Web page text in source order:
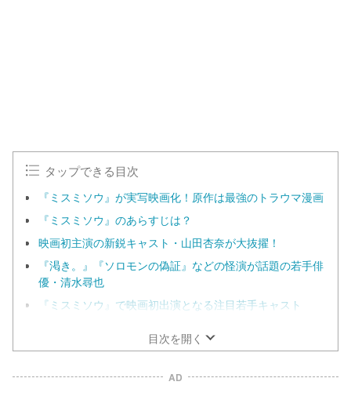
タップできる目次
『ミスミソウ』が実写映画化！原作は最強のトラウマ漫画
『ミスミソウ』のあらすじは？
映画初主演の新鋭キャスト・山田杏奈が大抜擢！
『渇き。』『ソロモンの偽証』などの怪演が話題の若手俳
優・清水尋也
『ミスミソウ』で映画初出演となる注目若手キャスト
目次を開く
AD